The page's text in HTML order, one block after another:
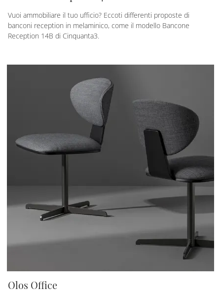
Vuoi ammobiliare il tuo ufficio? Eccoti differenti proposte di
banconi reception in melaminico, come il modello Bancone
Reception 14B di Cinquanta3.
Olos Office